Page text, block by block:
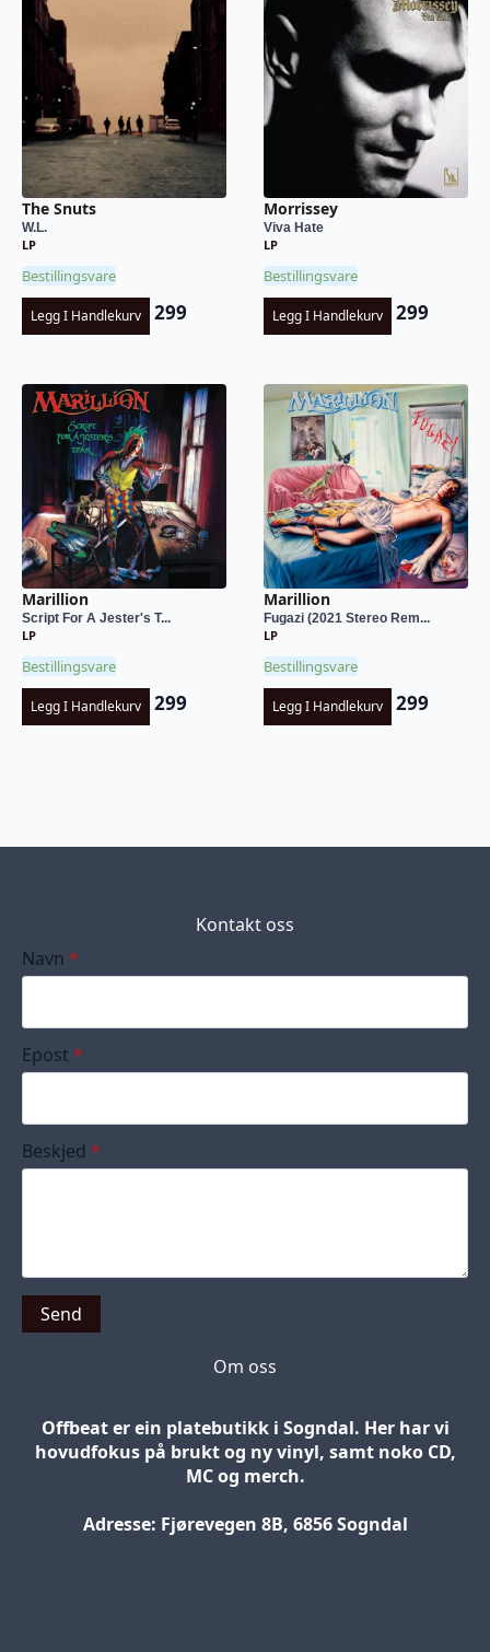
The Snuts
W.L.
LP
Bestillingsvare
Legg I Handlekurv 299
Morrissey
Viva Hate
LP
Bestillingsvare
Legg I Handlekurv 299
Marillion
Script For A Jester's T...
LP
Bestillingsvare
Legg I Handlekurv 299
Marillion
Fugazi (2021 Stereo Rem...
LP
Bestillingsvare
Legg I Handlekurv 299
Kontakt oss
Navn *
Epost *
Beskjed *
Send
Om oss
Offbeat er ein platebutikk i Sogndal. Her har vi
hovudfokus på brukt og ny vinyl, samt noko CD,
MC og merch.
Adresse: Fjørevegen 8B, 6856 Sogndal